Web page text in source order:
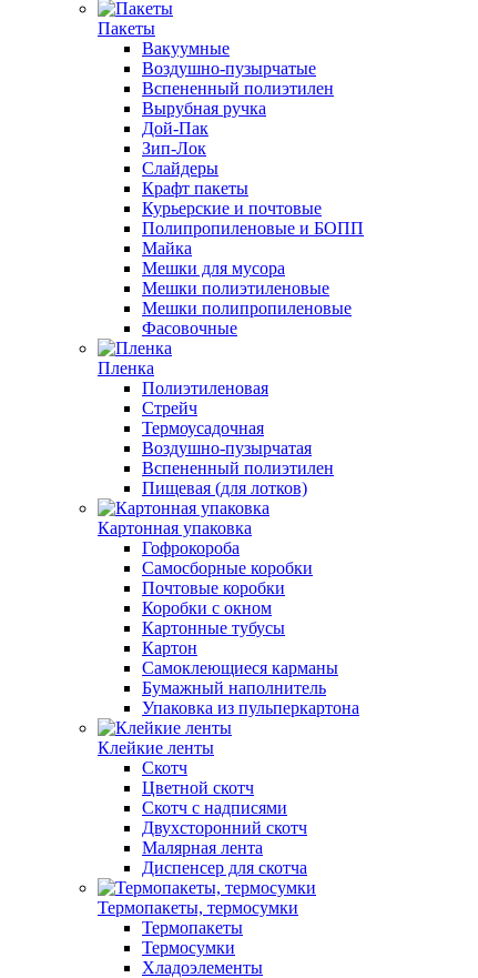
Пакеты
Вакуумные
Воздушно-пузырчатые
Вспененный полиэтилен
Вырубная ручка
Дой-Пак
Зип-Лок
Слайдеры
Крафт пакеты
Курьерские и почтовые
Полипропиленовые и БОПП
Майка
Мешки для мусора
Мешки полиэтиленовые
Мешки полипропиленовые
Фасовочные
Пленка
Полиэтиленовая
Стрейч
Термоусадочная
Воздушно-пузырчатая
Вспененный полиэтилен
Пищевая (для лотков)
Картонная упаковка
Гофрокороба
Самосборные коробки
Почтовые коробки
Коробки с окном
Картонные тубусы
Картон
Самоклеющиеся карманы
Бумажный наполнитель
Упаковка из пульперкартона
Клейкие ленты
Скотч
Цветной скотч
Скотч с надписями
Двухсторонний скотч
Малярная лента
Диспенсер для скотча
Термопакеты, термосумки
Термопакеты
Термосумки
Хладоэлементы